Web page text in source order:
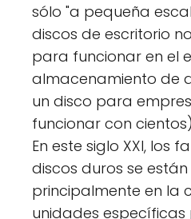
sólo "a pequeña
discos de escritorio
para funcionar en el
almacenamiento de
un disco para
funcionar con
En este siglo XXI, los
discos duros se
principalmente en la
unidades